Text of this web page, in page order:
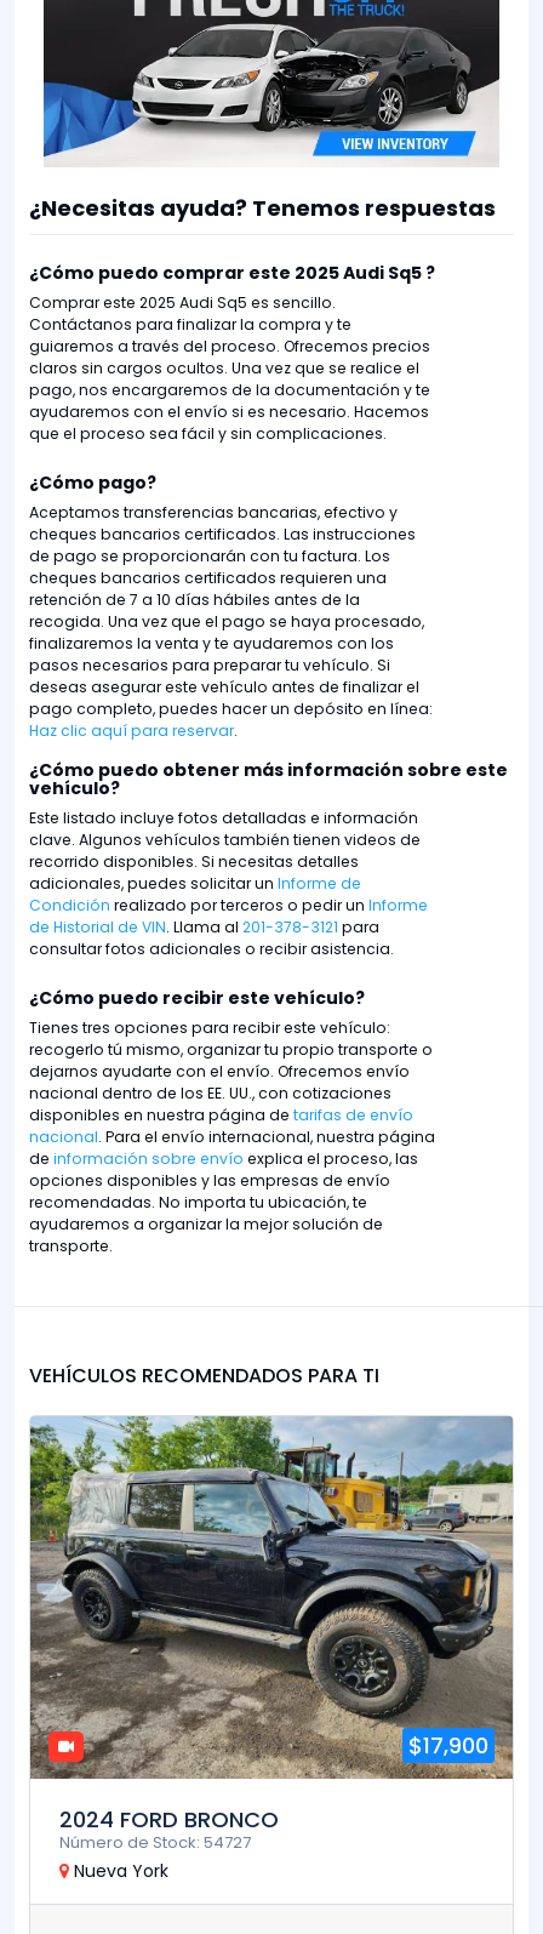
¿Necesitas ayuda? Tenemos respuestas
¿Cómo puedo comprar este 2025 Audi Sq5 ?
Comprar este 2025 Audi Sq5 es sencillo.
Contáctanos para finalizar la compra y te
guiaremos a través del proceso. Ofrecemos precios
claros sin cargos ocultos. Una vez que se realice el
pago, nos encargaremos de la documentación y te
ayudaremos con el envío si es necesario. Hacemos
que el proceso sea fácil y sin complicaciones.
¿Cómo pago?
Aceptamos transferencias bancarias, efectivo y
cheques bancarios certificados. Las instrucciones
de pago se proporcionarán con tu factura. Los
cheques bancarios certificados requieren una
retención de 7 a 10 días hábiles antes de la
recogida. Una vez que el pago se haya procesado,
finalizaremos la venta y te ayudaremos con los
pasos necesarios para preparar tu vehículo. Si
deseas asegurar este vehículo antes de finalizar el
pago completo, puedes hacer un depósito en línea:
Haz clic aquí para reservar.
¿Cómo puedo obtener más información sobre este
vehículo?
Este listado incluye fotos detalladas e información
clave. Algunos vehículos también tienen videos de
recorrido disponibles. Si necesitas detalles
adicionales, puedes solicitar un Informe de
Condición realizado por terceros o pedir un Informe
de Historial de VIN. Llama al 201-378-3121 para
consultar fotos adicionales o recibir asistencia.
¿Cómo puedo recibir este vehículo?
Tienes tres opciones para recibir este vehículo:
recogerlo tú mismo, organizar tu propio transporte o
dejarnos ayudarte con el envío. Ofrecemos envío
nacional dentro de los EE. UU., con cotizaciones
disponibles en nuestra página de tarifas de envío
nacional. Para el envío internacional, nuestra página
de información sobre envío explica el proceso, las
opciones disponibles y las empresas de envío
recomendadas. No importa tu ubicación, te
ayudaremos a organizar la mejor solución de
transporte.
VEHÍCULOS RECOMENDADOS PARA TI
$17,900
2024 FORD BRONCO
Número de Stock: 54727
Nueva York